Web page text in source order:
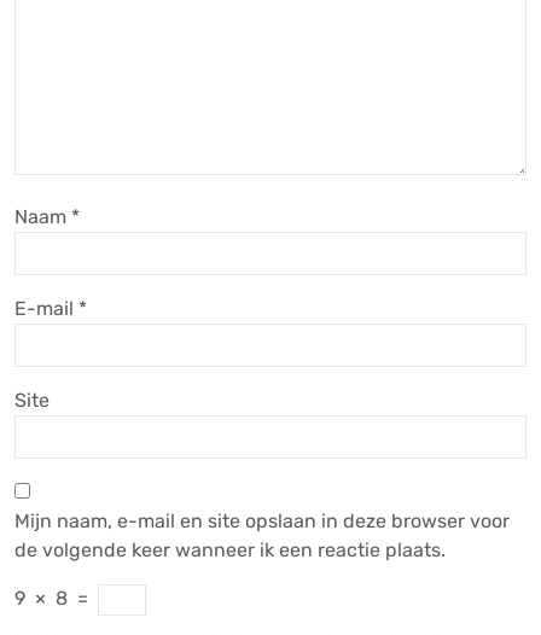
Naam *
E-mail *
Site
Mijn naam, e-mail en site opslaan in deze browser voor
de volgende keer wanneer ik een reactie plaats.
9 × 8 =